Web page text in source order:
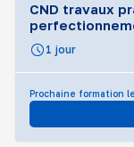
CND travaux
1 jour
Prochaine formation